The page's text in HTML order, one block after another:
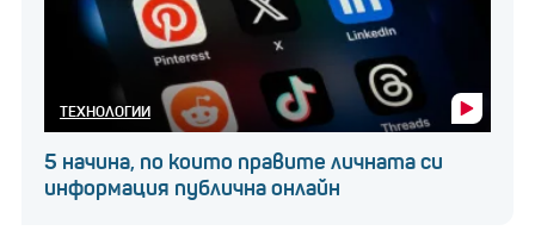
ТЕХНОЛОГИИ
5 начина, по които правите личната си
информация публична онлайн